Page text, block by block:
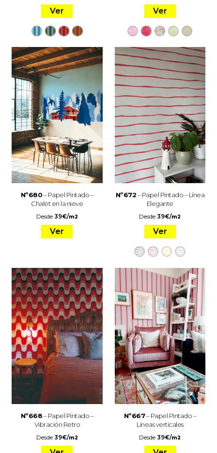
Ver Ver
Nº680– Papel Pintado –
Chalet en la nieve
Desde 39€/m2
Ver
Nº672– Papel Pintado – Línea
Elegante
Desde39€/m2
Ver
Nº668– Papel Pintado –
Vibración Retro
Desde 39€/m2
Nº667– Papel Pintado –
Líneas verticales
Desde39€/m2